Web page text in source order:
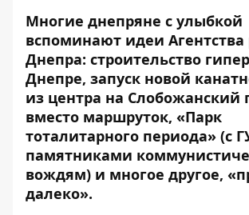
Многие днепряне с улыбкой
вспоминают идеи Агентства
Днепра: строительство
Днепре, запуск новой
из центра на Слобожанский
вместо маршруток, «Парк
тоталитарного периода» (с
памятниками
вождям) и многое другое,
далеко».